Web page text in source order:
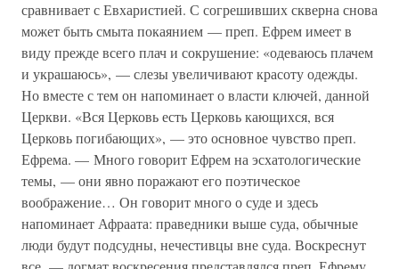
сравнивает с Евхаристией. С согрешивших скверна снова
может быть смыта покаянием — преп. Ефрем имеет в
виду прежде всего плач и сокрушение: «одеваюсь плачем
и украшаюсь», — слезы увеличивают красоту одежды.
Но вместе с тем он напоминает о власти ключей, данной
Церкви. «Вся Церковь есть Церковь кающихся, вся
Церковь погибающих», — это основное чувство преп.
Ефрема. — Много говорит Ефрем на эсхатологические
темы, — они явно поражают его поэтическое
воображение… Он говорит много о суде и здесь
напоминает Афраата: праведники выше суда, обычные
люди будут подсудны, нечестивцы вне суда. Воскреснут